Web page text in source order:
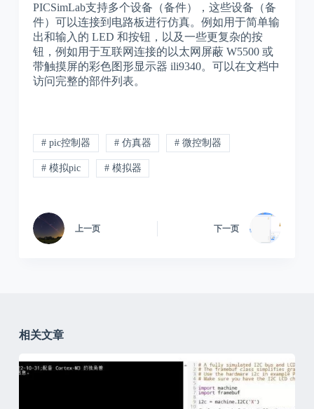
PICSimLab支持多个设备（备件），这些设备（备
件）可以连接到电路板进行仿真。例如用于简单输
出和输入的 LED 和按钮，以及一些更复杂的按
钮，例如用于互联网连接的以太网屏蔽 W5500 或
带触摸屏的彩色图形显示器 ili9340。可以在文档中
访问完整的部件列表。
# pic控制器 # 仿真器 # 微控制器
# 模拟pic # 模拟器
上一页 下一页
相关文章